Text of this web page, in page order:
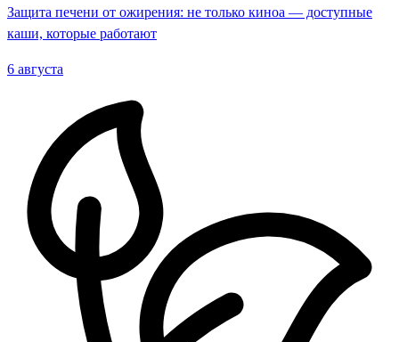
Защита печени от ожирения: не только киноа — доступные
каши, которые работают
6 августа